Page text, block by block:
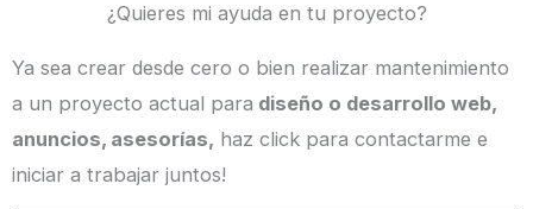
¿Quieres mi ayuda en tu proyecto?
Ya sea crear desde cero o bien realizar mantenimiento
a un proyecto actual para diseño o desarrollo web,
anuncios, asesorías, haz click para contactarme e
iniciar a trabajar juntos!